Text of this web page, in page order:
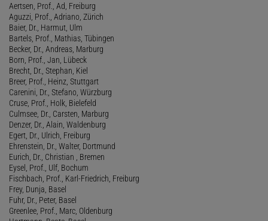
Aertsen, Prof., Ad, Freiburg
Aguzzi, Prof., Adriano, Zürich
Baier, Dr., Harmut, Ulm
Bartels, Prof., Mathias, Tübingen
Becker, Dr., Andreas, Marburg
Born, Prof., Jan, Lübeck
Brecht, Dr., Stephan, Kiel
Breer, Prof., Heinz, Stuttgart
Carenini, Dr., Stefano, Würzburg
Cruse, Prof., Holk, Bielefeld
Culmsee, Dr., Carsten, Marburg
Denzer, Dr., Alain, Waldenburg
Egert, Dr., Ulrich, Freiburg
Ehrenstein, Dr., Walter, Dortmund
Eurich, Dr., Christian , Bremen
Eysel, Prof., Ulf, Bochum
Fischbach, Prof., Karl-Friedrich, Freiburg
Frey, Dunja, Basel
Fuhr, Dr., Peter, Basel
Greenlee, Prof., Marc, Oldenburg